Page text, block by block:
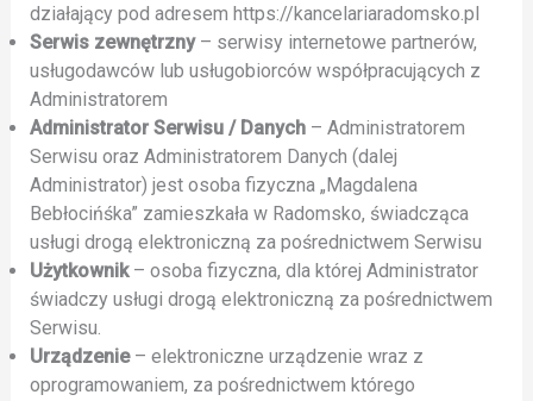
działający pod adresem https://kancelariaradomsko.pl
Serwis zewnętrzny– serwisy internetowe partnerów,
usługodawców lub usługobiorców współpracujących z
Administratorem
Administrator Serwisu / Danych– Administratorem
Serwisu oraz Administratorem Danych (dalej
Administrator) jest osoba fizyczna „Magdalena
Bebłocińśka” zamieszkała w Radomsko, świadcząca
usługi drogą elektroniczną za pośrednictwem Serwisu
Użytkownik– osoba fizyczna, dla której Administrator
świadczy usługi drogą elektroniczną za pośrednictwem
Serwisu.
Urządzenie– elektroniczne urządzenie wraz z
oprogramowaniem, za pośrednictwem którego